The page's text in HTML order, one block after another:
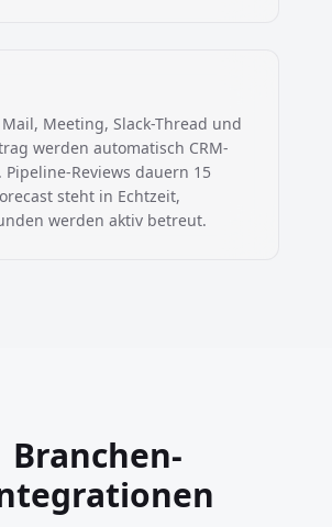
Meeting, Slack-Thread und
werden automatisch CRM-
Reviews dauern 15
steht in Echtzeit,
werden aktiv betreut.
Branchen-